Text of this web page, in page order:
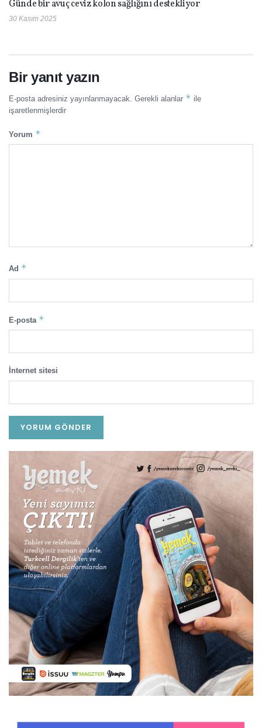
Günde bir avuç ceviz kolon sağlığını destekliyor
30 Kasım 2025
Bir yanıt yazın
E-posta adresiniz yayınlanmayacak. Gerekli alanlar * ile
işaretlenmişlerdir
Yorum *
Ad *
E-posta *
İnternet sitesi